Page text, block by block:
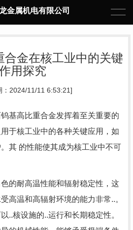
金属机电有限公司
合金在核工业中的关键
用探究
：2024/11/11 6:53:21]
基高比重合金发挥着至关重要的
于核工业中的各种关键应用，如
其 的性能使其成为核工业中不可
的耐高温性能和辐射稳定性，这
高温和高辐射环境的能力非常..。
..核设施的..运行和长期稳定性。